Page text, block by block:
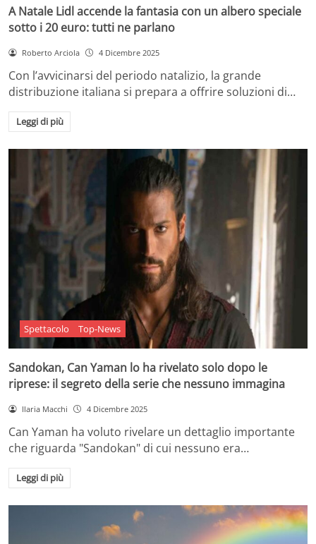
A Natale Lidl accende la fantasia con un albero speciale
sotto i 20 euro: tutti ne parlano
Roberto Arciola 4 Dicembre 2025
Con l’avvicinarsi del periodo natalizio, la grande
distribuzione italiana si prepara a offrire soluzioni di…
Leggi di più
Spettacolo Top-News
Sandokan, Can Yaman lo ha rivelato solo dopo le
riprese: il segreto della serie che nessuno immagina
Ilaria Macchi 4 Dicembre 2025
Can Yaman ha voluto rivelare un dettaglio importante
che riguarda "Sandokan" di cui nessuno era…
Leggi di più